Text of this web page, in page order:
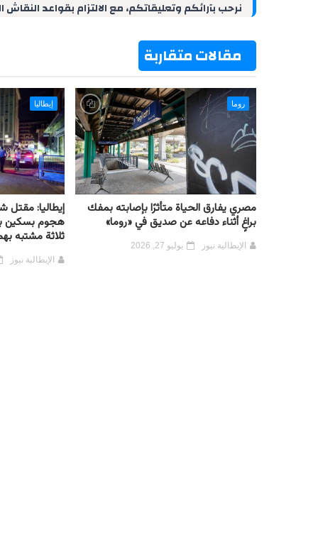
I
e
p
a
o
نرحب بآرائكم وتعليقاتكم، مع الالتزام بقواعد
مقالات متقاربة
روما
مصري يفارق الحياة متأثرًا بإصابته بمفك
براغٍ أثناء دفاعه عن صديق في «روما»
الإيطالية نيوز يوليو 27, 2026
إيطاليا
هجوم بسكين
ثلاثة مشتبه
الإيطالية نيوز